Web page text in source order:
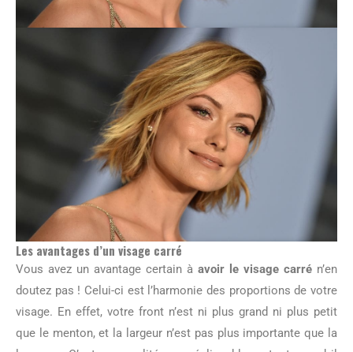
Les avantages d’un visage carré
Vous avez un avantage certain à avoir le visage carré n’en
doutez pas ! Celui-ci est l’harmonie des proportions de votre
visage. En effet, votre front n’est ni plus grand ni plus petit
que le menton, et la largeur n’est pas plus importante que la